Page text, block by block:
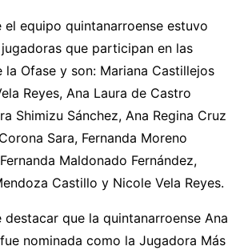
el equipo quintanarroense estuvo
que participan en las
Ofase y son: Mariana Castillejos
Reyes, Ana Laura de Castro
Shimizu Sánchez, Ana Regina Cruz
Sara, Fernanda Moreno
Maldonado Fernández,
Castillo y Nicole Vela Reyes.
destacar que la quintanarroense Ana
nominada como la Jugadora Más